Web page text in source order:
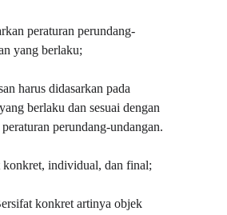
peraturan perundang-
yang berlaku;
harus didasarkan pada
berlaku dan sesuai dengan
perundang-undangan.
konkret, individual, dan final;
konkret artinya objek